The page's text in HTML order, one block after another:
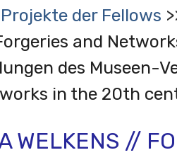
Projekte der Fellows
and
des Museen-
in the 20th
WELKENS //